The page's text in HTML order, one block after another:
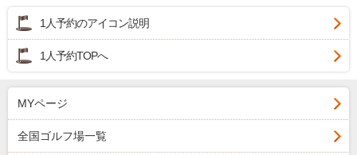
1人予約のアイコン説明
1人予約TOPへ
MYページ
全国ゴルフ場一覧